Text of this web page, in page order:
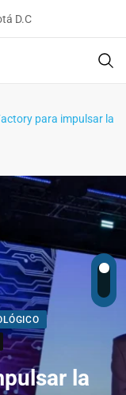
D.C
para impulsar la
la